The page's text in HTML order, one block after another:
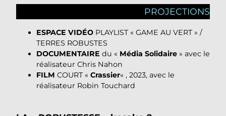
PROJECTIONS
ESPACE VIDÉO PLAYLIST « GAME AU VERT » /
TERRES ROBUSTES
DOCUMENTAIRE du « Média Solidaire » avec le
réalisateur Chris Nahon
FILM COURT « Crassier« , 2023, avec le
réalisateur Robin Touchard